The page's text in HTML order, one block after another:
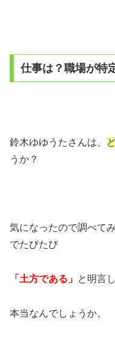
仕事は？職場が特
鈴木ゆゆうたさんは、
うか？
気になったので調べて
でたびたび
「土方である」 と明言
本当なんでしょうか。